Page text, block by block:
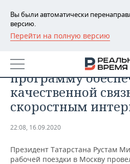
Вы были автоматически
версию.
Перейти на полную версию
РЕГИОНЫ
БАШКОРТОСТАН
ТАТАРСТАН
УДМУРТИЯ
НОВОСТИ
АНАЛИТИКА
НОВОСТИ АНАЛИТИКИ
ДЕКЛАРАЦИИ О ДОХОДАХ
КОРОЛИ ГОСЗАКАЗА ПФО
ЭКОНОМИКА
НОВОСТИ ЭКОНОМИКИ
ФИНАНСЫ
ПРОМЫШЛЕННОСТЬ
НОВОСТИ
ПРОМЫШЛЕННОСТИ
НЕДВИЖИМОСТЬ
Минниханов
программу
качественной
скоростным
22:08, 16.09.2020
Президент Татарстана Рустам
рабочей поездки в Москву